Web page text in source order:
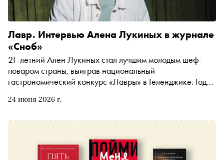
24 июня 2026 г.
Лавр. Интервью Алена Лукиных в журнале
«Сноб»
21-летний Ален Лукиных стал лучшим молодым шеф-
поваром страны, выиграв национальный
гастрономический конкурс «Лавры» в Геленджике. Год
ней. В летнем номере «Сноб» поговорил с ним о
«талант без труда»